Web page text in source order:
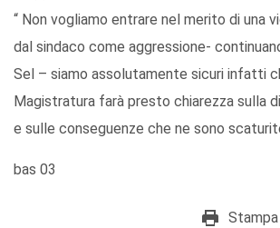
“ Non vogliamo entrare nel merito di una
dal sindaco come aggressione-
Sel – siamo assolutamente sicuri infatti
Magistratura farà presto chiarezza sulla
e sulle conseguenze che ne sono
bas 03